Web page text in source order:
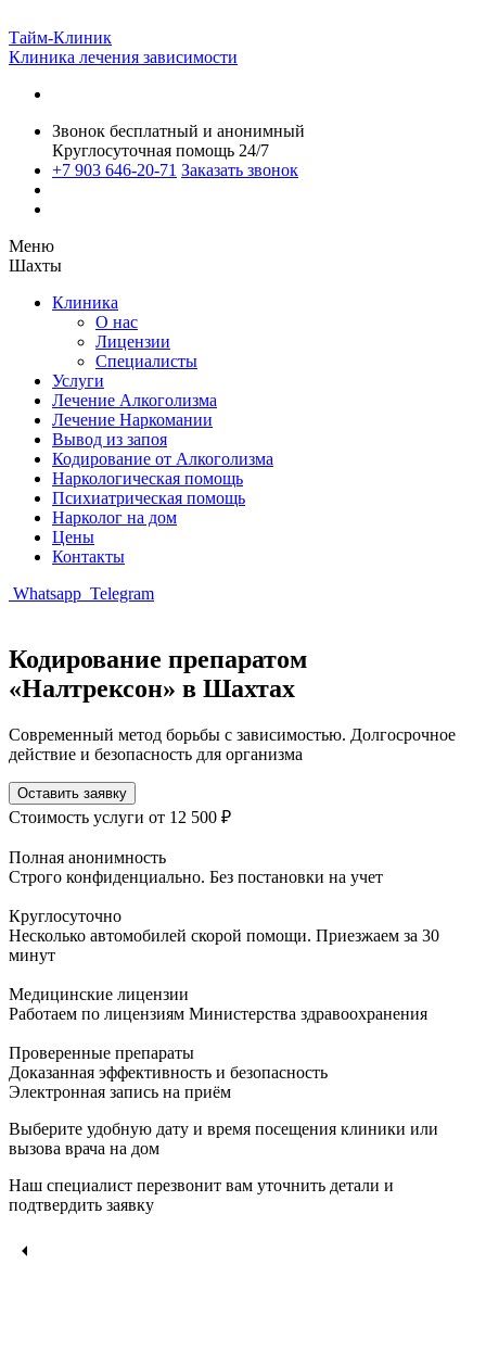
Тайм-Клиник
Клиника лечения зависимости
Звонок бесплатный и анонимный
Круглосуточная помощь 24/7
+7 903 646-20-71 Заказать звонок
Меню
Шахты
Клиника
О нас
Лицензии
Специалисты
Услуги
Лечение Алкоголизма
Лечение Наркомании
Вывод из запоя
Кодирование от Алкоголизма
Наркологическая помощь
Психиатрическая помощь
Нарколог на дом
Цены
Контакты
Whatsapp Telegram
Кодирование препаратом
«Налтрексон» в Шахтах
Современный метод борьбы с зависимостью. Долгосрочное
действие и безопасность для организма
Оставить заявку
Стоимость услуги от 12 500 ₽
Полная анонимность
Строго конфиденциально. Без постановки на учет
Круглосуточно
Несколько автомобилей скорой помощи. Приезжаем за 30
минут
Медицинские лицензии
Работаем по лицензиям Министерства здравоохранения
Проверенные препараты
Доказанная эффективность и безопасность
Электронная запись на приём
Выберите удобную дату и время посещения клиники или
вызова врача на дом
Наш специалист перезвонит вам уточнить детали и
подтвердить заявку